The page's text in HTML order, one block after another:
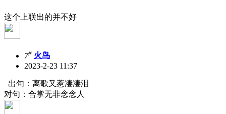
这个上联出的并不好
7# 火鸟
2023-2-23 11:37
出句：离歌又惹凄凄泪
对句：合掌无非念念人